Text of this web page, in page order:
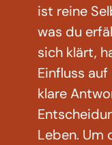
ist reine
was du
sich klärt,
Einfluss
klare
Leben. Um